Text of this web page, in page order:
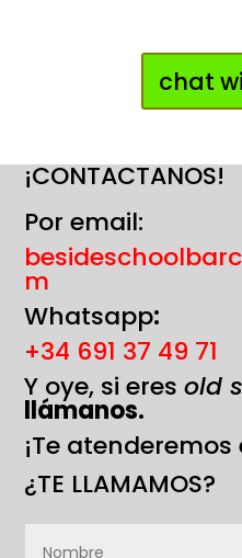
chat
¡CONTACTANOS!
Por email:
m
Whatsapp:
+34 691 37 49 71
Y oye, si eresold
llámanos.
¡Te
¿TE LLAMAMOS?